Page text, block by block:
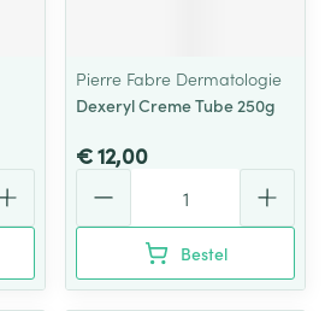
Pierre Fabre Dermatologie
Dexeryl Creme Tube 250g
€ 12,00
Bestel